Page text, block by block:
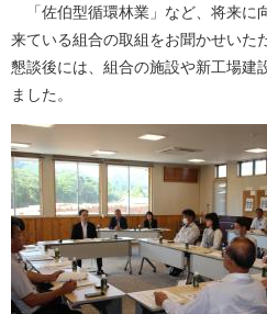
「佐伯型循環林業」など、将来に
来ている組合の取組をお聞かせいた
懇談後には、組合の施設や新工場建
ました。